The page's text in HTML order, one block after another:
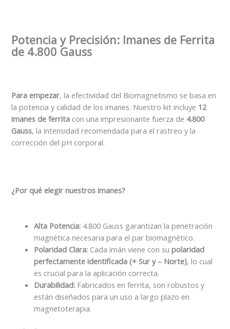
Potencia y Precisión: Imanes de Ferrita
de 4.800 Gauss
Para empezar, la efectividad del Biomagnetismo se basa en
la potencia y calidad de los imanes. Nuestro kit incluye 12
imanes de ferrita con una impresionante fuerza de 4.800
Gauss, la intensidad recomendada para el rastreo y la
corrección del pH corporal.
¿Por qué elegir nuestros imanes?
Alta Potencia: 4.800 Gauss garantizan la penetración
magnética necesaria para el par biomagnético.
Polaridad Clara: Cada imán viene con supolaridad
perfectamente identificada (+ Sur y – Norte), lo cual
es crucial para la aplicación correcta.
Durabilidad: Fabricados en ferrita, son robustos y
están diseñados para un uso a largo plazo en
magnetoterapia.